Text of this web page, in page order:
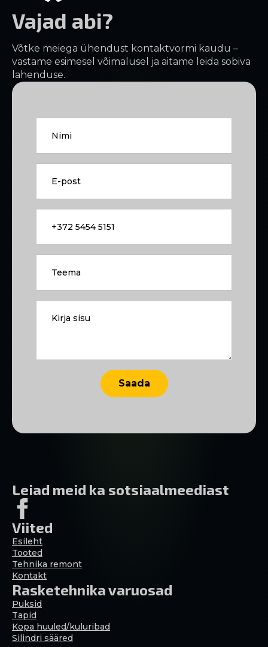
Vajad abi?
Võtke meiega ühendust kontaktvormi kaudu –
vastame esimesel võimalusel ja aitame leida sobiva
lahenduse.
Nimi
E-
post
Tel.
Teema
Kirja
sisu
Saada
Leiad meid ka sotsiaalmeediast
Viited
Esileht
Tooted
Tehnika remont
Kontakt
Rasketehnika varuosad
Puksid
Tapid
Kopa huuled/kuluribad
Silindri sääred